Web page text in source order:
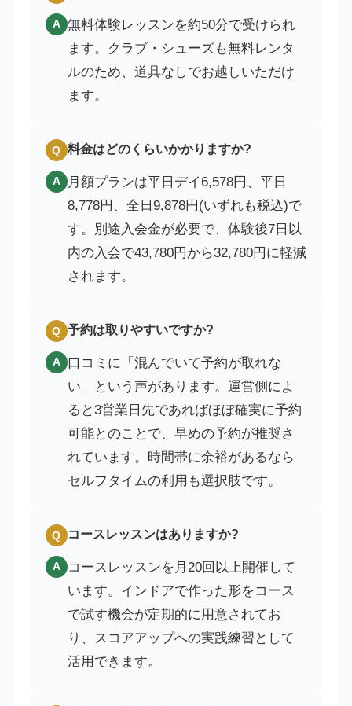
A 無料体験レッスンを約50分で受けられ
ます。クラブ・シューズも無料レンタ
ルのため、道具なしでお越しいただけ
ます。
Q 料金はどのくらいかかりますか?
A 月額プランは平日デイ6,578円、平日
8,778円、全日9,878円(いずれも税込)で
す。別途入会金が必要で、体験後7日以
内の入会で43,780円から32,780円に軽減
されます。
Q 予約は取りやすいですか?
A 口コミに「混んでいて予約が取れな
い」という声があります。運営側によ
ると3営業日先であればほぼ確実に予約
可能とのことで、早めの予約が推奨さ
れています。時間帯に余裕があるなら
セルフタイムの利用も選択肢です。
Q コースレッスンはありますか?
A コースレッスンを月20回以上開催して
います。インドアで作った形をコース
で試す機会が定期的に用意されてお
り、スコアアップへの実践練習として
活用できます。